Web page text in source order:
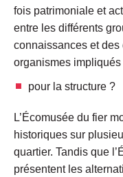
fois patrimoniale et
entre les différents
connaissances et
organismes
pour la structure ?
L’Écomusée du fier
historiques sur
quartier. Tandis que
présentent les